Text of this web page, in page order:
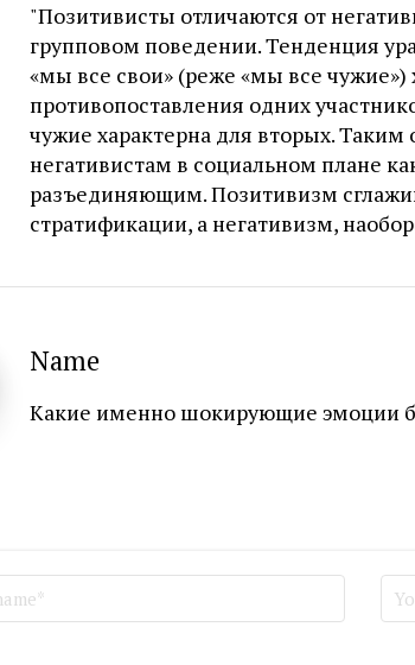
"Позитивисты отличаются от
групповом поведении. Тенденция
«мы все свои» (реже «мы все чужие»)
противопоставления одних
чужие характерна для вторых.
негативистам в социальном плане
разъединяющим. Позитивизм
стратификации, а негативизм,
Name
Какие именно шокирующие эмоции